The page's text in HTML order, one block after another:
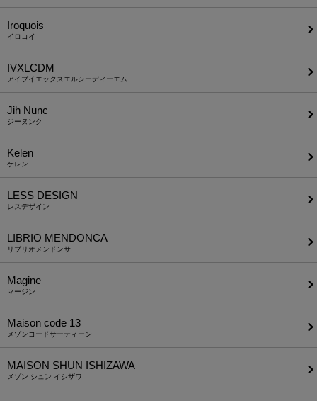
Iroquois
イロコイ
IVXLCDM
アイブイエックスエルシーディーエム
Jih Nunc
ジーヌンク
Kelen
ケレン
LESS DESIGN
レスデザイン
LIBRIO MENDONCA
リブリオメンドンサ
Magine
マージン
Maison code 13
メゾンコードサーティーン
MAISON SHUN ISHIZAWA
メゾン シュン イシザワ